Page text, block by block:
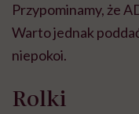
Przypominamy, że
Warto jednak
niepokoi.
Rolki